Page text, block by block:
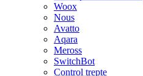
Woox
Nous
Avatto
Aqara
Meross
SwitchBot
Control trepte